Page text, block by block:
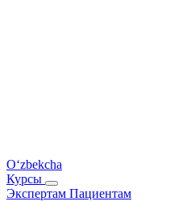
O‘zbekcha
Курсы
Экспертам Пациентам